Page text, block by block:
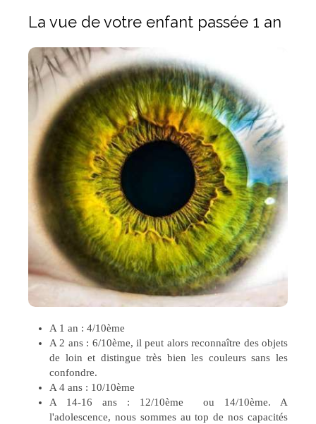
La vue de votre enfant passée 1 an
A 1 an : 4/10ème
A 2 ans : 6/10ème, il peut alors reconnaître des objets
de loin et distingue très bien les couleurs sans les
confondre.
A 4 ans : 10/10ème
A 14-16 ans : 12/10ème ou 14/10ème. A
l'adolescence, nous sommes au top de nos capacités